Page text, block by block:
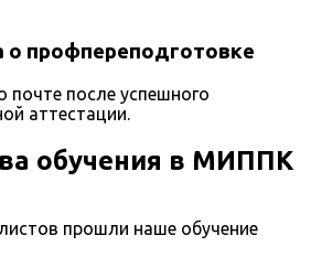
профпереподготовке
почте после успешного
аттестации.
обучения в МИППК
прошли наше обучение